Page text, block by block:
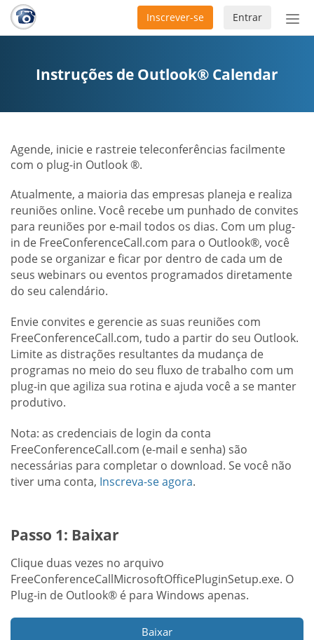
Entrar
Inscrever-se
Instruções de Outlook® Calendar
Agende, inicie e rastreie teleconferências facilmente
com o plug-in Outlook ®.
Atualmente, a maioria das empresas planeja e realiza
reuniões online. Você recebe um punhado de convites
para reuniões por e-mail todos os dias. Com um plug-
in de FreeConferenceCall.com para o Outlook®, você
pode se organizar e ficar por dentro de cada um de
seus webinars ou eventos programados diretamente
do seu calendário.
Envie convites e gerencie as suas reuniões com
FreeConferenceCall.com, tudo a partir do seu Outlook.
Limite as distrações resultantes da mudança de
programas no meio do seu fluxo de trabalho com um
plug-in que agiliza sua rotina e ajuda você a se manter
produtivo.
Nota: as credenciais de login da conta
FreeConferenceCall.com (e-mail e senha) são
necessárias para completar o download. Se você não
tiver uma conta, Inscreva-se agora.
Passo 1: Baixar
Clique duas vezes no arquivo
FreeConferenceCallMicrosoftOfficePluginSetup.exe. O
Plug-in de Outlook® é para Windows apenas.
Baixar